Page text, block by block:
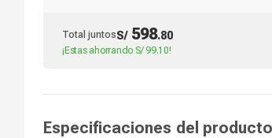
Total juntosS/ 598.80
¡Estas ahorrando S/ 99.10!
Especificaciones del producto